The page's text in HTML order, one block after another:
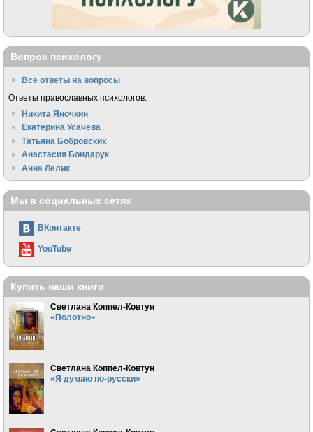
Вопрос психологу
Все ответы на вопросы
Ответы православных психологов:
Никита Яночкин
Екатерина Усачева
Татьяна Бобровских
Анастасия Бондарук
Анна Лелик
Мы в социальных сетях
ВКонтакте
YouTube
Купить наши книги
Светлана Коппел-Ковтун
«Полотно»
Светлана Коппел-Ковтун
«Я думаю по-русски»